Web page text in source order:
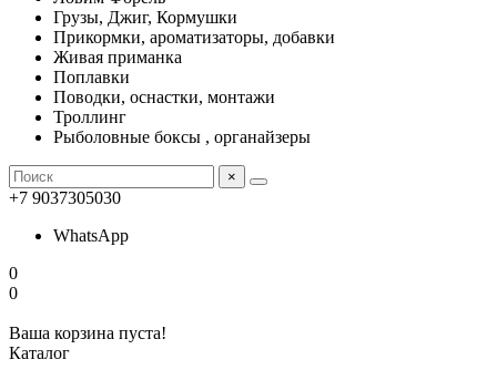
Грузы, Джиг, Кормушки
Прикормки, ароматизаторы, добавки
Живая приманка
Поплавки
Поводки, оснастки, монтажи
Троллинг
Рыболовные боксы , органайзеры
×
+7 9037305030
WhatsApp
0
0
Ваша корзина пуста!
Каталог